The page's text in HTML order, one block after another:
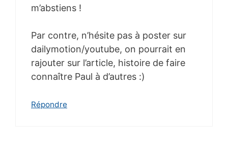
m’abstiens !
Par contre, n’hésite pas à poster sur
dailymotion/youtube, on pourrait en
rajouter sur l’article, histoire de faire
connaître Paul à d’autres :)
Répondre